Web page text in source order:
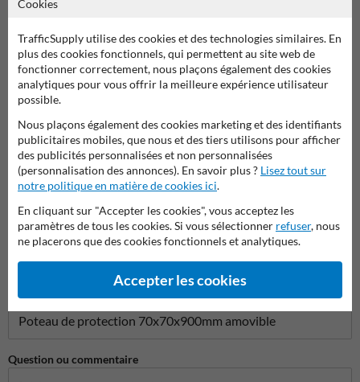
Poser votre question à ProtectionIndustrielle.be
Nom*
Nom de l'entreprise
Adresse e-mail*
Numéro de téléphone
Question sur produit
Question ou commentaire
Cookies
TrafficSupply utilise des cookies et des technologies similaires. En
plus des cookies fonctionnels, qui permettent au site web de
fonctionner correctement, nous plaçons également des cookies
analytiques pour vous offrir la meilleure expérience utilisateur
possible.
Nous plaçons également des cookies marketing et des identifiants
publicitaires mobiles, que nous et des tiers utilisons pour afficher
des publicités personnalisées et non personnalisées
(personnalisation des annonces). En savoir plus ? Lisez tout sur
notre politique en matière de cookies ici.
En cliquant sur "Accepter les cookies", vous acceptez les
paramètres de tous les cookies. Si vous sélectionner refuser, nous
ne placerons que des cookies fonctionnels et analytiques.
Accepter les cookies